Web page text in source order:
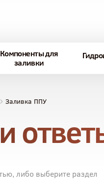
Компоненты для
заливки
Заливка ППУ
либо выберите раздел